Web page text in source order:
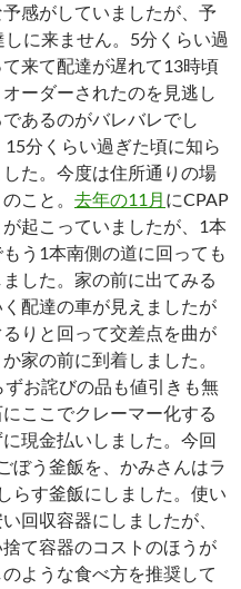
感がしていましたが、予
に来ません。5分くらい過
来て配達が遅れて13時頃
ーダーされたのを見逃し
あるのがバレバレでし
分くらい過ぎた頃に知ら
た。今度は住所通りの場
こと。 去年の11月 にCPAP
起こっていましたが、1本
う1本南側の道に回っても
した。家の前に出てみる
配達の車が見えましたが
りと回って交差点を曲が
家の前に到着しました。
お詫びの品も値引きも無
ここでクレーマー化する
現金払いしました。今回
ぼう釜飯を、かみさんはラ
らす釜飯にしました。使い
回収容器にしましたが、
て容器のコストのほうが
ような食べ方を推奨して